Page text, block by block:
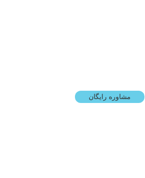
مشاوره رایگان